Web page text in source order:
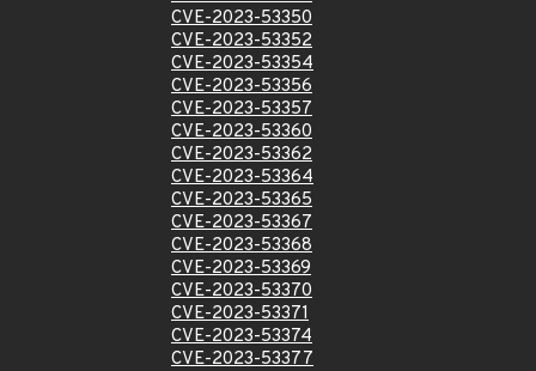
CVE-2023-53350
CVE-2023-53352
CVE-2023-53354
CVE-2023-53356
CVE-2023-53357
CVE-2023-53360
CVE-2023-53362
CVE-2023-53364
CVE-2023-53365
CVE-2023-53367
CVE-2023-53368
CVE-2023-53369
CVE-2023-53370
CVE-2023-53371
CVE-2023-53374
CVE-2023-53377